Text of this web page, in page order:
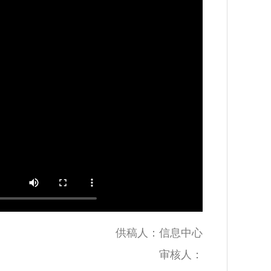
供稿人：信息中心
审核人：